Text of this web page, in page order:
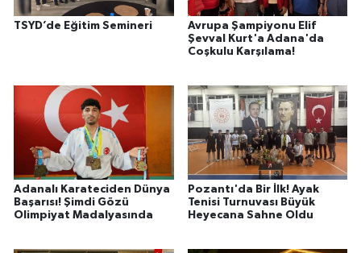
TSYD’de Eğitim Semineri
Avrupa Şampiyonu Elif
Şevval Kurt'a Adana'da
Coşkulu Karşılama!
Adanalı Karateciden Dünya
Başarısı! Şimdi Gözü
Olimpiyat Madalyasında
Pozantı'da Bir İlk! Ayak
Tenisi Turnuvası Büyük
Heyecana Sahne Oldu